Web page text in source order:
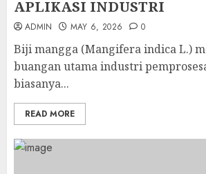
APLIKASI INDUSTRI
ADMIN MAY 6, 2026 0
Biji mangga (Mangifera indica L.)
buangan utama industri
biasanya...
READ MORE